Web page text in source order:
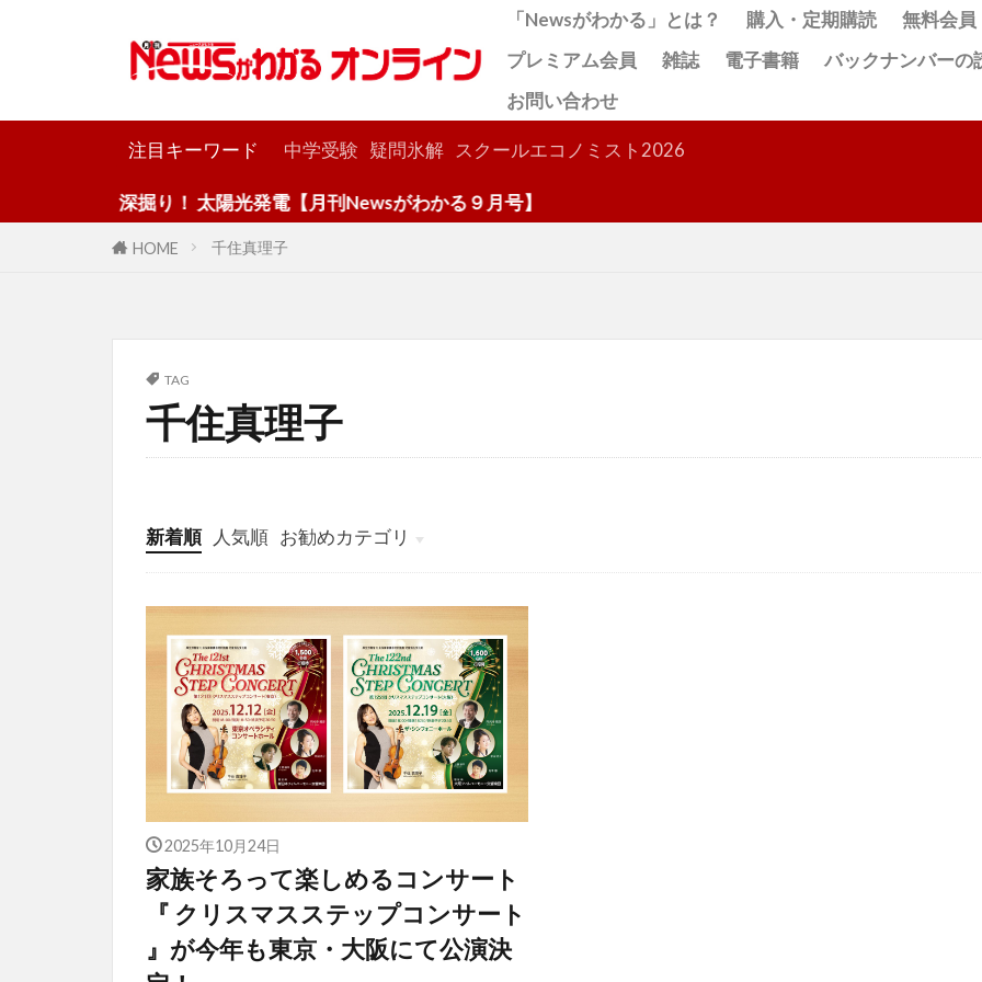
「Newsがわかる」とは？ 購入・定期購読
無料会員
プレミアム会員
雑誌 電子書籍
バックナンバーの
お問い合わせ
注目キーワード 中学受験 疑問氷解 スクールエコノミスト2026
深掘り！ 太陽光発電【月刊Newsがわかる９月号】
HOME 千住真理子
TAG
千住真理子
新着順 人気順 お勧めカテゴリ
投稿
学び
マンガ
電子書籍
2025年10月24日
家族そろって楽しめるコンサート
『 クリスマスステップコンサート
』が今年も東京・大阪にて公演決
検索